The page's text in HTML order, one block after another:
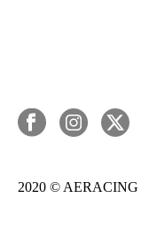
2020 © AERACING